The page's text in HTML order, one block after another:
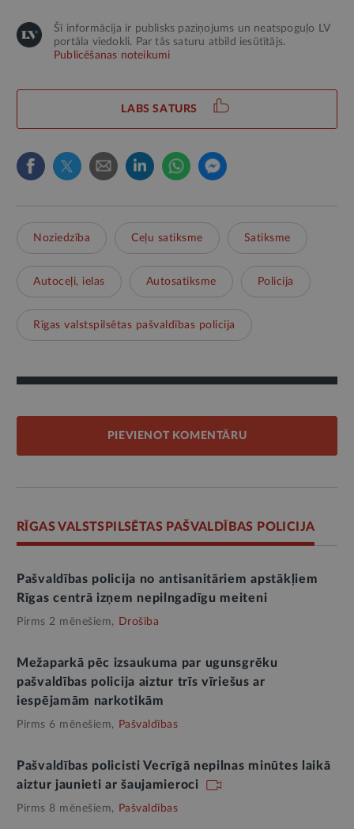
Šī informācija ir publisks paziņojums un neatspoguļo LV
portāla viedokli. Par tās saturu atbild iesūtītājs.
Publicēšanas noteikumi
LABS SATURS
Noziedzība Ceļu satiksme Satiksme
Autoceļi, ielas Autosatiksme Policija
Rīgas valstspilsētas pašvaldības policija
PIEVIENOT KOMENTĀRU
RĪGAS VALSTSPILSĒTAS PAŠVALDĪBAS POLICIJA
Pašvaldības policija no antisanitāriem apstākļiem
Rīgas centrā izņem nepilngadīgu meiteni
Pirms 2 mēnešiem, Drošība
Mežaparkā pēc izsaukuma par ugunsgrēku
pašvaldības policija aiztur trīs vīriešus ar
iespējamām narkotikām
Pirms 6 mēnešiem, Pašvaldības
Pašvaldības policisti Vecrīgā nepilnas minūtes laikā
aiztur jaunieti ar šaujamieroci
Pirms 8 mēnešiem, Pašvaldības